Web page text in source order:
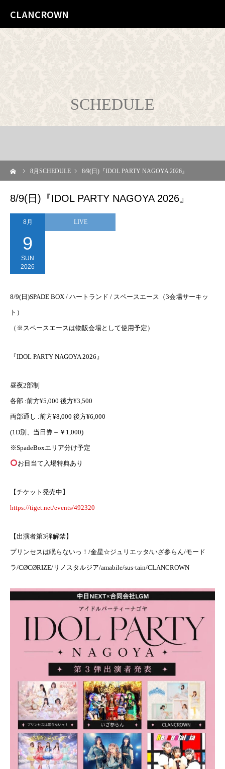
CLANCROWN
SCHEDULE
8月SCHEDULE 8/9(日)『IDOL PARTY NAGOYA 2026』
8/9(日)『IDOL PARTY NAGOYA 2026』
8月
9
SUN
2026
LIVE
8/9(日)SPADE BOX / ハートランド / スペースエース（3会場サーキッ
ト）
（※スペースエースは物販会場として使用予定）
『IDOL PARTY NAGOYA 2026』
昼夜2部制
各部 :前方¥5,000 後方¥3,500
両部通し :前方¥8,000 後方¥6,000
(1D別、当日券＋￥1,000)
※SpadeBoxエリア分け予定
お目当て入場特典あり
【チケット発売中】
https://tiget.net/events/492320
【出演者第3弾解禁】
プリンセスは眠らないっ！/金星☆ジュリエッタ/いざ参らん/モード
ラ/CØCØRIZE/リノスタルジア/amabile/sus-tain/CLANCROWN